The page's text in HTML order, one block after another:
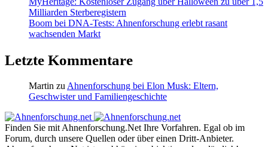
Milliarden Sterberegistern
Boom bei DNA-Tests: Ahnenforschung erlebt rasant
wachsenden Markt
Letzte Kommentare
Martin zuAhnenforschung bei Elon Musk: Eltern,
Geschwister und Familiengeschichte
Finden Sie mit Ahnenforschung.Net Ihre Vorfahren. Egal ob im
Forum, durch unsere Quellen oder über einen Dritt-Anbieter.